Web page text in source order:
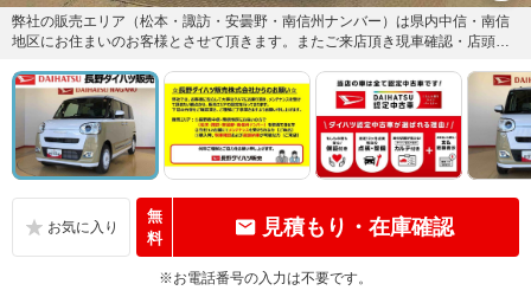
弊社の販売エリア（松本・諏訪・安曇野・南信州ナンバー）は県内中信・南信
地区にお住まいのお客様とさせて頂きます。またご来店頂き現車確認・店頭納
無
料
見積もり・在庫確認
※お電話番号の入力は不要です。